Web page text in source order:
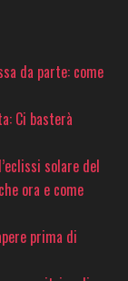
da parte: come
Ci basterà
solare del
ora e come
prima di